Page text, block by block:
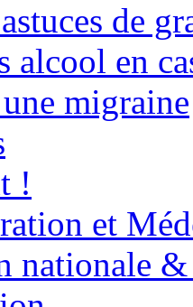
de
alcool en
migraine
!
et
nationale